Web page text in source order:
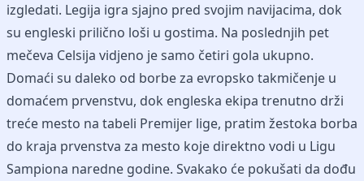
izgledati. Legija igra sjajno pred svojim navijacima, dok
su engleski prilično loši u gostima. Na poslednjih pet
mečeva Celsija vidjeno je samo četiri gola ukupno.
Domaći su daleko od borbe za evropsko takmičenje u
domaćem prvenstvu, dok engleska ekipa trenutno drži
treće mesto na tabeli Premijer lige, pratim žestoka borba
do kraja prvenstva za mesto koje direktno vodi u Ligu
Sampiona naredne godine. Svakako će pokušati da dođu